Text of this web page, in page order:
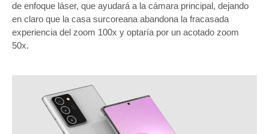
de enfoque láser, que ayudará a la cámara principal, dejando
en claro que la casa surcoreana abandona la fracasada
experiencia del zoom 100x y optaría por un acotado zoom
50x.